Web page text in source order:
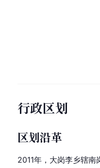
行政区划
区划沿革
2011年，大岗李乡辖